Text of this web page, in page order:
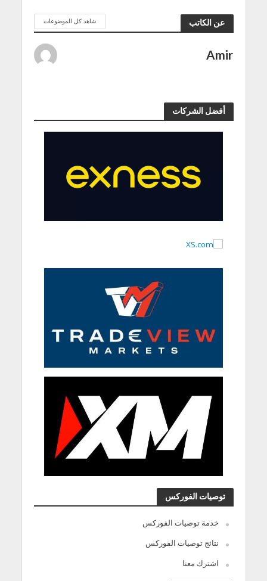
عن الكاتب شاهد كل الموضوعات
Amir
أفضل الشركات
توصيات الفوركس
خدمة توصيات الفوركس
نتائج توصيات الفوركس
اشترك معنا